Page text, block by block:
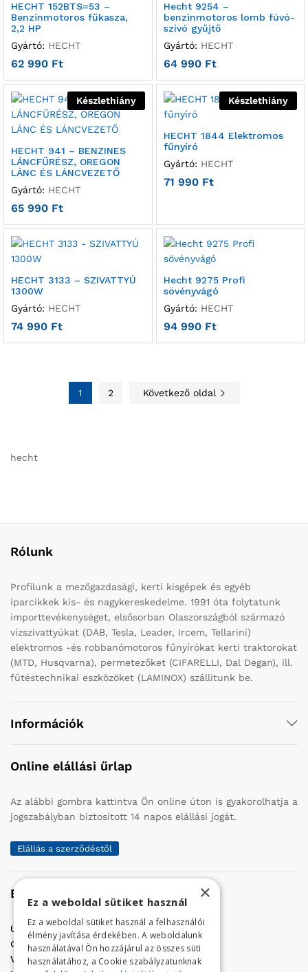
HECHT 152BTS=53 –
Benzinmotoros fűkasza,
2,2 HP
Gyártó: HECHT
62 990 Ft
Hecht 9254 –
benzinmotoros lomb fúvó-
szívó gyűjtő
Gyártó: HECHT
64 990 Ft
Készlethiány
HECHT 941 – BENZINES
LÁNCFŰRÉSZ, OREGON
LÁNC ÉS LÁNCVEZETŐ
Gyártó: HECHT
65 990 Ft
Készlethiány
HECHT 1844 Elektromos
fűnyíró
Gyártó: HECHT
71 990 Ft
HECHT 3133 – SZIVATTYÚ
1300W
Gyártó: HECHT
74 990 Ft
Hecht 9275 Profi
sövényvágó
Gyártó: HECHT
94 990 Ft
1 2 Következő oldal
hecht
Rólunk
Profilunk a mezőgazdasági, kerti kisgépek és egyéb
iparcikkek kis- és nagykereskedelme. 1991 óta folytatunk
importtevékenységet, elsősorban Olaszországból származó
vízszivattyúkat (DAB, Tesla, Leader, Ircem, Tellarini)
elektromos -és robbanómotoros fűnyírókat kerti traktorokat
(MTD, Husqvarna), permetezőket (CIFARELLI, Dal Degan), ill.
fűtéstechnikai eszközöket (LAMINOX) szállítunk be.
Információk
Online elállási űrlap
Az alábbi gombra kattintva Ön online úton is gyakorolhatja a
jogszabályban biztosított 14 napos elállási jogát.
Elállás a szerződéstől
Elérhetőség
Üzletünk címe:Szolnok, Vércse út 17.
Golf Center Áruház:06 (56) 423-324
VÁR-Kert Áruház: 06 (56) 429-771
×
Ez a weboldal sütiket használ
Ez a weboldal sütiket használ a felhasználói
élmény javítása érdekében. A weboldalunk
használatával Ön hozzájárul az összes süti
használatához, a Cookie szabályzatunknak